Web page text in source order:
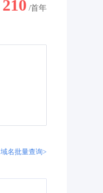
210 /首年
域名批量查询>